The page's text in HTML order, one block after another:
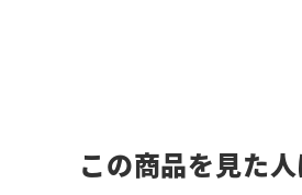
この商品を見た